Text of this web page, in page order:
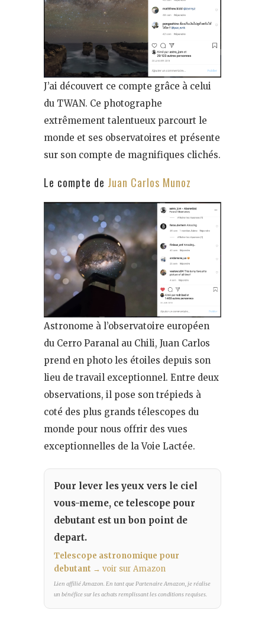
J’ai découvert ce compte grâce à celui
du TWAN. Ce photographe
extrêmement talentueux parcourt le
monde et ses observatoires et présente
sur son compte de magnifiques clichés.
Le compte de Juan Carlos Munoz
Astronome à l’observatoire européen
du Cerro Paranal au Chili, Juan Carlos
prend en photo les étoiles depuis son
lieu de travail exceptionnel. Entre deux
observations, il pose son trépieds à
coté des plus grands télescopes du
monde pour nous offrir des vues
exceptionnelles de la Voie Lactée.
Pour lever les yeux vers le ciel
vous-meme, ce telescope pour
debutant est un bon point de
depart.
Telescope astronomique pour
debutant → voir sur Amazon
Lien affilié Amazon. En tant que Partenaire Amazon, je réalise
un bénéfice sur les achats remplissant les conditions requises.